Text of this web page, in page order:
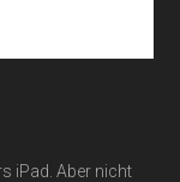
iPad. Aber nicht